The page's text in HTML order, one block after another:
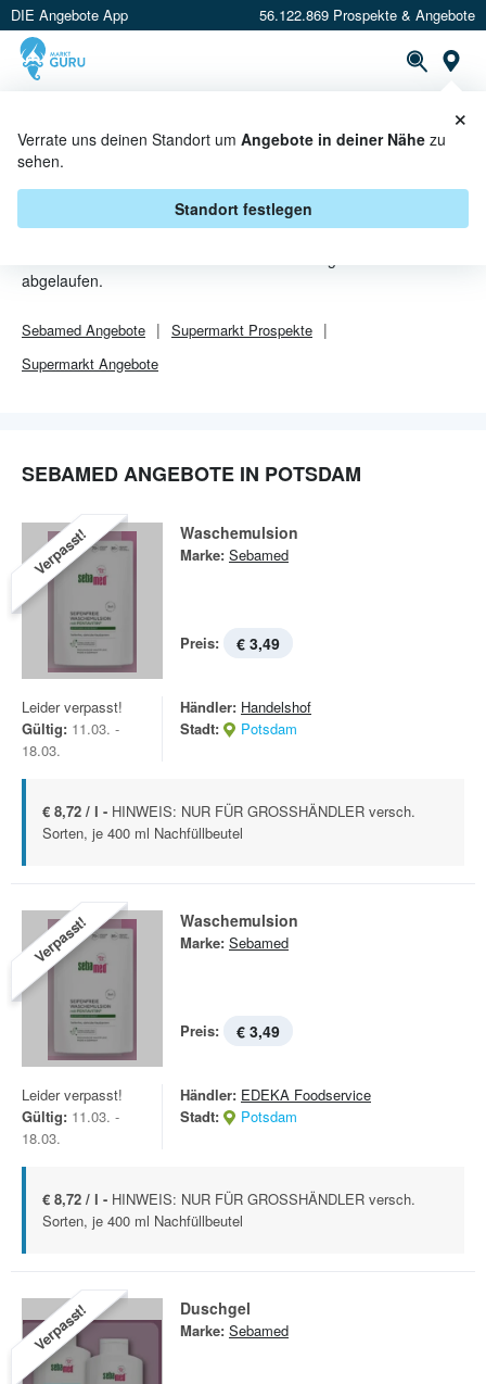
DIE Angebote App 56.122.869 Prospekte & Angebote
Verrate uns deinen Standort um Angebote in deiner Nähe zu
sehen.
Standort festlegen
×
SEBAMED ANGEBOTE IN
abgelaufen.
Sebamed Angebote Supermarkt Prospekte
Supermarkt Angebote
SEBAMED ANGEBOTE IN POTSDAM
Verpasst! Waschemulsion
Marke: Sebamed
Preis: € 3,49
Leider verpasst!
Gültig: 11.03. -
18.03.
Händler: Handelshof
Stadt:
Potsdam
€ 8,72 / l - HINWEIS: NUR FÜR GROSSHÄNDLER versch.
Sorten, je 400 ml Nachfüllbeutel
Verpasst! Waschemulsion
Marke: Sebamed
Preis: € 3,49
Leider verpasst!
Gültig: 11.03. -
18.03.
Händler: EDEKA Foodservice
Stadt:
Potsdam
€ 8,72 / l - HINWEIS: NUR FÜR GROSSHÄNDLER versch.
Sorten, je 400 ml Nachfüllbeutel
Verpasst! Duschgel
Marke: Sebamed